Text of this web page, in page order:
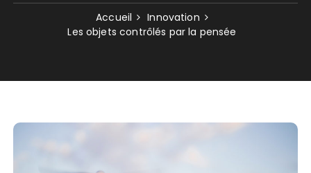
Accueil
Innovation
Les objets contrôlés par la pensée